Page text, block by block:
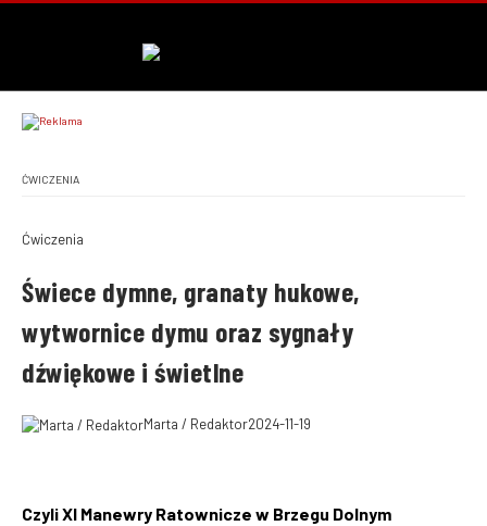
ĆWICZENIA
Ćwiczenia
Świece dymne, granaty hukowe,
wytwornice dymu oraz sygnały
dźwiękowe i świetlne
Marta / Redaktor2024-11-19
Czyli XI Manewry Ratownicze w Brzegu Dolnym